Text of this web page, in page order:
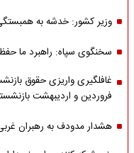
وزیر کشور: خدشه به
سخنگوی سپاه: راهبرد ما
غافلگیری واریزی حقوق
فروردین و اردیبهشت
هشدار مدودف به رهبران